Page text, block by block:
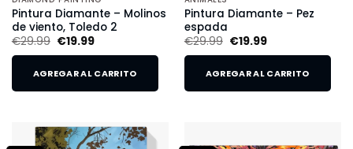
Pintura Diamante – Molinos
de viento, Toledo 2
€29.99 €19.99
AGREGAR AL CARRITO
Pintura Diamante – Pez
espada
€29.99 €19.99
AGREGAR AL CARRITO